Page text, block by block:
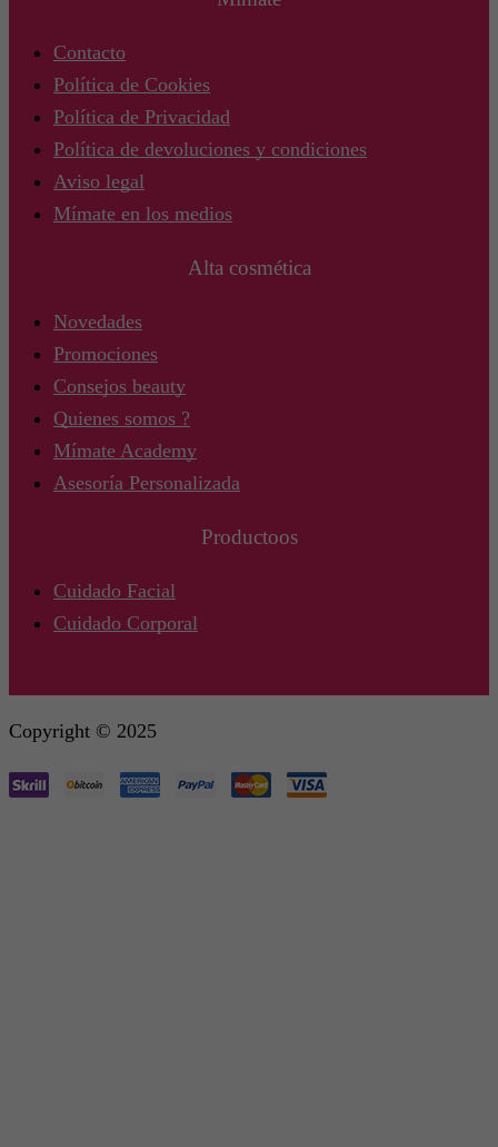
Contacto
Política de Cookies
Política de Privacidad
Política de devoluciones y condiciones
Aviso legal
Mímate en los medios
Alta cosmética
Novedades
Promociones
Consejos beauty
Quienes somos ?
Mímate Academy
Asesoría Personalizada
Productoos
Cuidado Facial
Cuidado Corporal
Copyright © 2025